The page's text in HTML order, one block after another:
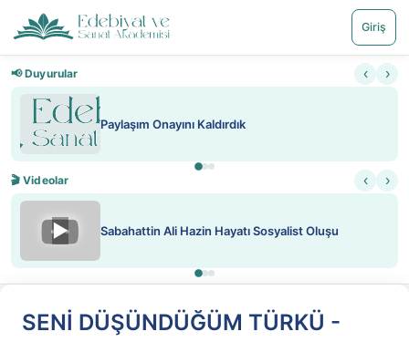
Giriş
📢 Duyurular ‹ ›
Paylaşım Onayını Kaldırdık
🎬 Videolar ‹ ›
▶ Sabahattin Ali Hazin Hayatı Sosyalist Oluşu
SENİ DÜŞÜNDÜĞÜM TÜRKÜ -